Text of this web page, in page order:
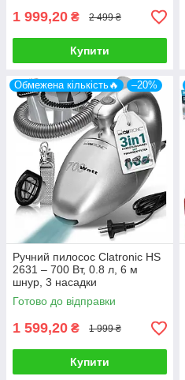
1 999,20 ₴ 2 499 ₴
Купити
Обмежена кількість🔥 –20%
Ручний пилосос Clatronic HS
2631 – 700 Вт, 0.8 л, 6 м
шнур, 3 насадки
Готово до відправки
1 599,20 ₴ 1 999 ₴
Купити